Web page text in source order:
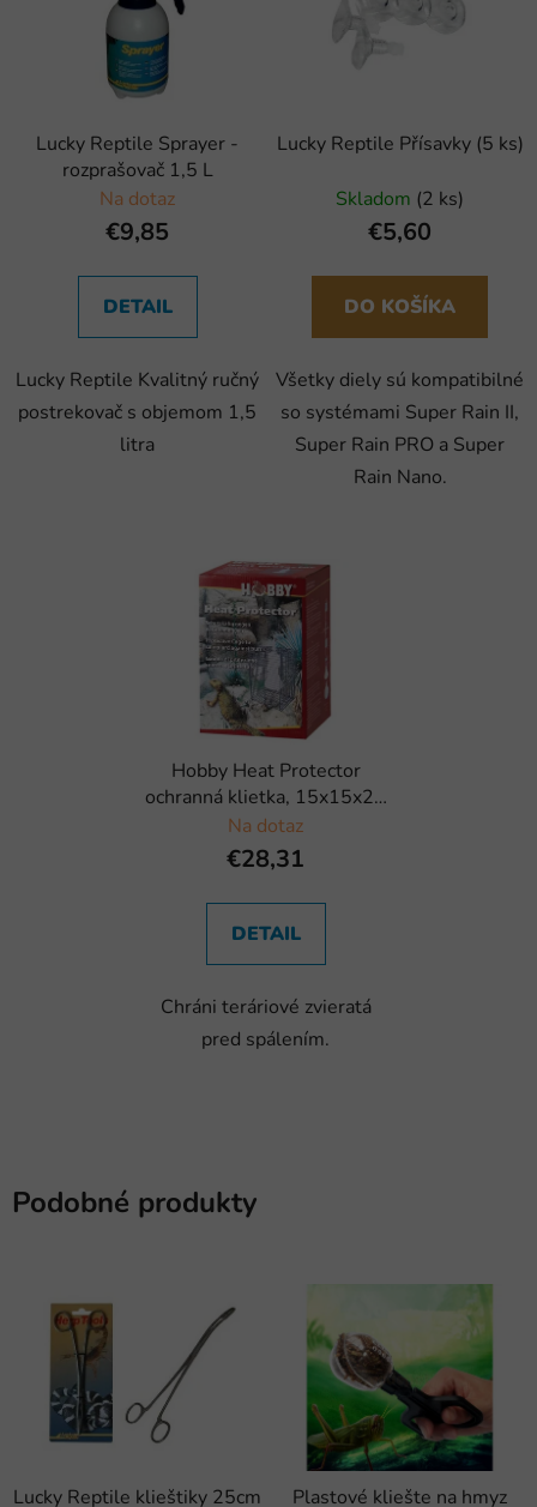
Lucky Reptile Sprayer -
rozprašovač 1,5 L
Na dotaz
€9,85
DETAIL
Lucky Reptile Kvalitný ručný
postrekovač s objemom 1,5
litra
Lucky Reptile Přísavky (5 ks)
Skladom (2 ks)
€5,60
DO KOŠÍKA
Všetky diely sú kompatibilné
so systémami Super Rain II,
Super Rain PRO a Super
Rain Nano.
Hobby Heat Protector
ochranná klietka, 15x15x25
cm
Na dotaz
€28,31
DETAIL
Chráni teráriové zvieratá
pred spálením.
Podobné produkty
Lucky Reptile klieštiky 25cm Plastové kliešte na hmyz